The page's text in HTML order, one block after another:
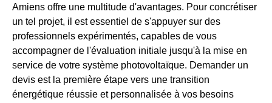
Amiens offre une multitude d'avantages. Pour concrétiser
un tel projet, il est essentiel de s'appuyer sur des
professionnels expérimentés, capables de vous
accompagner de l'évaluation initiale jusqu'à la mise en
service de votre système photovoltaïque. Demander un
devis est la première étape vers une transition
énergétique réussie et personnalisée à vos besoins